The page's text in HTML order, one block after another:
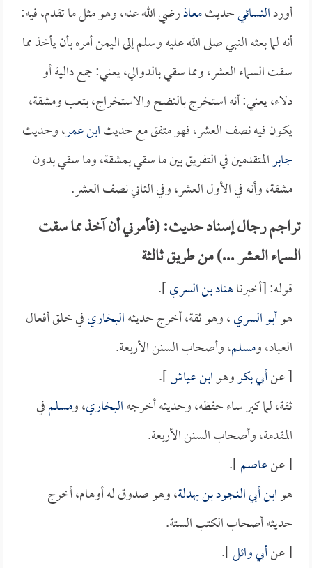
أوردالنسائيحديثمعاذرضي الله عنه، وهو مثل ما تقدم، فيه:
أنه لما بعثه النبي صلى الله عليه وسلم إلى اليمن أمره بأن يأخذ مما
سقت السماء العشر، ومما سقي بالدوالي، يعني: جمع دالية أو
دلاء، يعني: أنه استخرج بالنضح والاستخراج، بتعب ومشقة،
يكون فيه نصف العشر، فهو متفق مع حديثابن عمر، وحديث
جابرالمتقدمين في التفريق بين ما سقي بمشقة، وما سقي بدون
مشقة، وأنه في الأول العشر، وفي الثاني نصف العشر.
تراجم رجال إسناد حديث: (فأمرني أن آخذ مما سقت
السماء العشر ...) من طريق ثالثة
قوله: [أخبرناهناد بن السري].
هوأبو السري، وهو ثقة، أخرج حديثهالبخاريفي خلق أفعال
العباد، ومسلم، وأصحاب السنن الأربعة.
[ عنأبي بكروهوابن عياش].
ثقة، لما كبر ساء حفظه، وحديثه أخرجهالبخاري، ومسلمفي
المقدمة، وأصحاب السنن الأربعة.
[ عنعاصم].
هوابن أبي النجود بن بهدلة، وهو صدوق له أوهام، أخرج
حديثه أصحاب الكتب الستة.
[ عنأبي وائل].